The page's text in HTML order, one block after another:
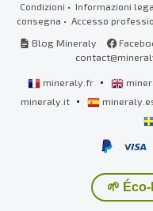
Condizioni • Informazioni
consegna • Accesso
Blog Mineraly
mineraly.fr •
mineraly.it •
🌱